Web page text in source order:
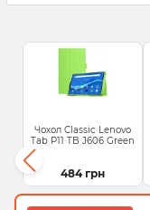
Чохол Classic Lenovo
Tab P11 TB J606 Green
484 грн